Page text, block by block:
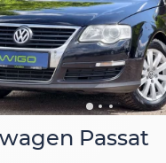
Passat